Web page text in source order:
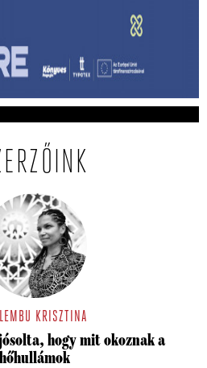
– Ragnar Helgi
könyvtára
mindaz, ami számunkra
ha írunk róla?
KRISZTINA
hogy mit okoznak a
hőhullámok